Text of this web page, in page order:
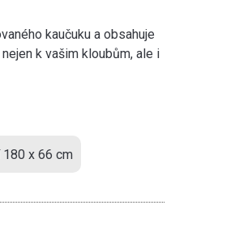
kaučuku a obsahuje
k vašim kloubům, ale i
180 x 66 cm